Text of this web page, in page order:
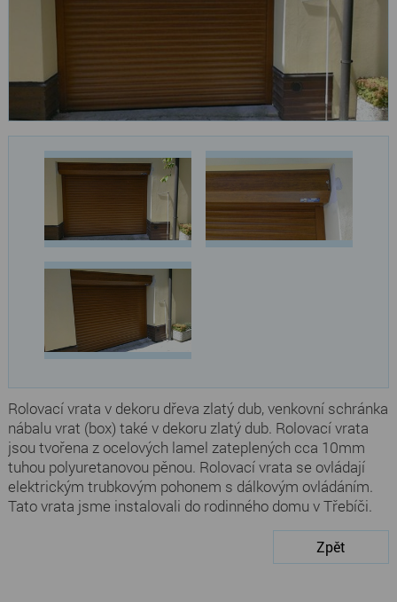
Rolovací vrata v dekoru dřeva zlatý dub, venkovní schránka
nábalu vrat (box) také v dekoru zlatý dub. Rolovací vrata
jsou tvořena z ocelových lamel zateplených cca 10mm
tuhou polyuretanovou pěnou. Rolovací vrata se ovládají
elektrickým trubkovým pohonem s dálkovým ovládáním.
Tato vrata jsme instalovali do rodinného domu v Třebíči.
Zpět